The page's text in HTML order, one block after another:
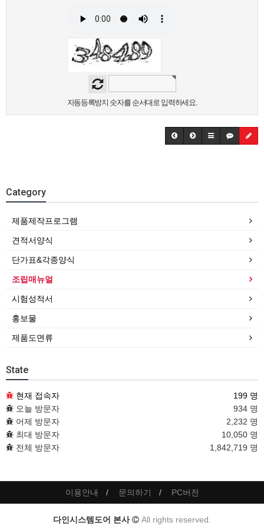
자동등록방지 숫자를 순서대로 입력하세요.
Category
제품제작프로그램
견적서양식
단가표&각종양식
조립매뉴얼
시험성적서
홍보물
제품도면류
State
현재 접속자
199 명
오늘 방문자
934 명
어제 방문자
2,232 명
최대 방문자
10,050 명
전체 방문자
1,842,719 명
이용안내 문의하기 PC버전
다인시스템도어 본사 All rights reserved.